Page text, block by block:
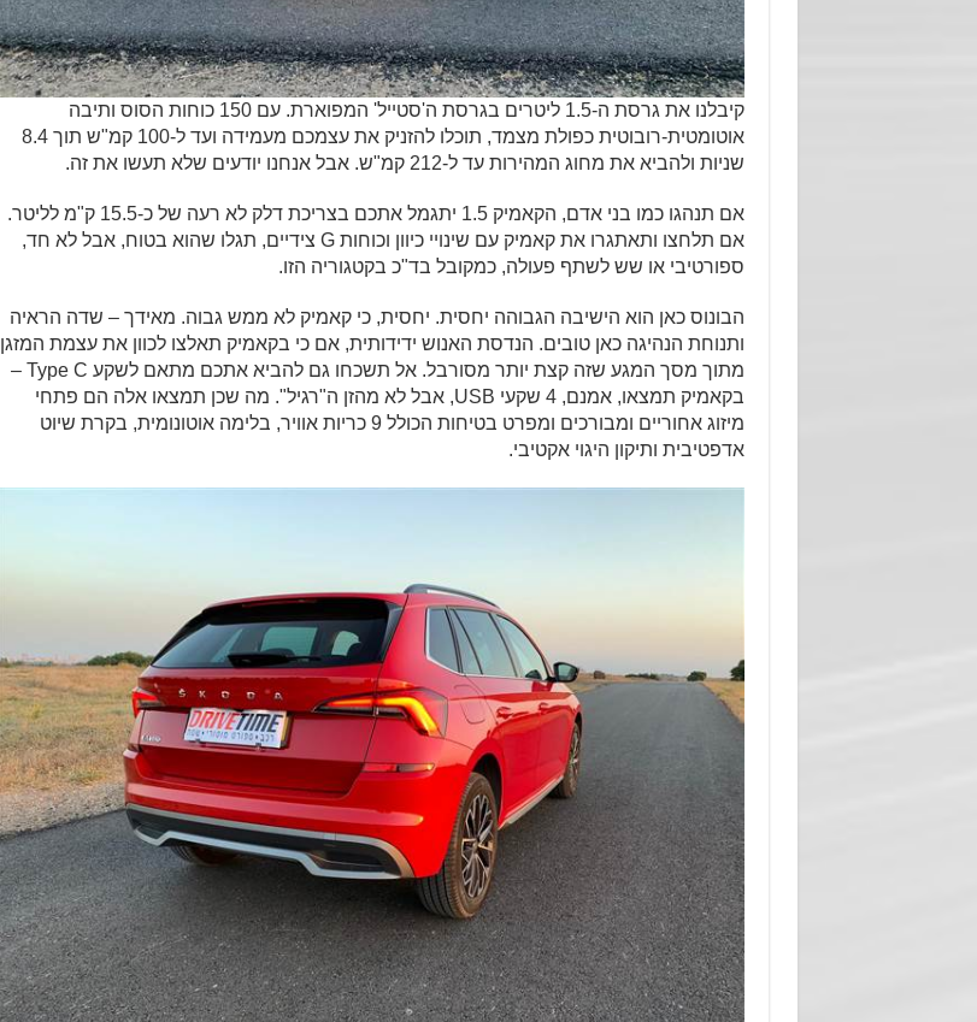
קיבלנו את גרסת ה-1.5 ליטרים בגרסת ה'סטייל' המפוארת. עם 150 כוחות הסוס ותיבה
אוטומטית-רובוטית כפולת מצמד, תוכלו להזניק את עצמכם מעמידה ועד ל-100 קמ"ש תוך 8.4
שניות ולהביא את מחוג המהירות עד ל-212 קמ"ש. אבל אנחנו יודעים שלא תעשו את זה.
אם תנהגו כמו בני אדם, הקאמיק 1.5 יתגמל אתכם בצריכת דלק לא רעה של כ-15.5 ק"מ לליטר.
אם תלחצו ותאתגרו את קאמיק עם שינויי כיוון וכוחות G צידיים, תגלו שהוא בטוח, אבל לא חד,
ספורטיבי או שש לשתף פעולה, כמקובל בד"כ בקטגוריה הזו.
הבונוס כאן הוא הישיבה הגבוהה יחסית. יחסית, כי קאמיק לא ממש גבוה. מאידך – שדה הראיה
ותנוחת הנהיגה כאן טובים. הנדסת האנוש ידידותית, אם כי בקאמיק תאלצו לכוון את עצמת המזגן
מתוך מסך המגע שזה קצת יותר מסורבל. אל תשכחו גם להביא אתכם מתאם לשקע Type C –
בקאמיק תמצאו, אמנם, 4 שקעי USB, אבל לא מהזן ה"רגיל". מה שכן תמצאו אלה הם פתחי
מיזוג אחוריים ומבורכים ומפרט בטיחות הכולל 9 כריות אוויר, בלימה אוטונומית, בקרת שיוט
אדפטיבית ותיקון היגוי אקטיבי.